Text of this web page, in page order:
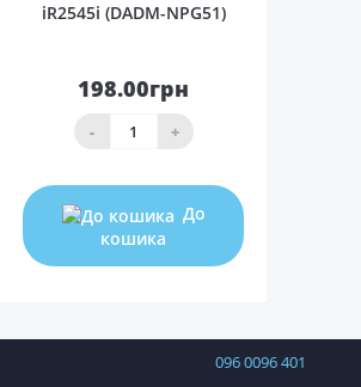
iR2545i (DADM-NPG51)
198.00грн
- +
До
кошика
096 0096 401